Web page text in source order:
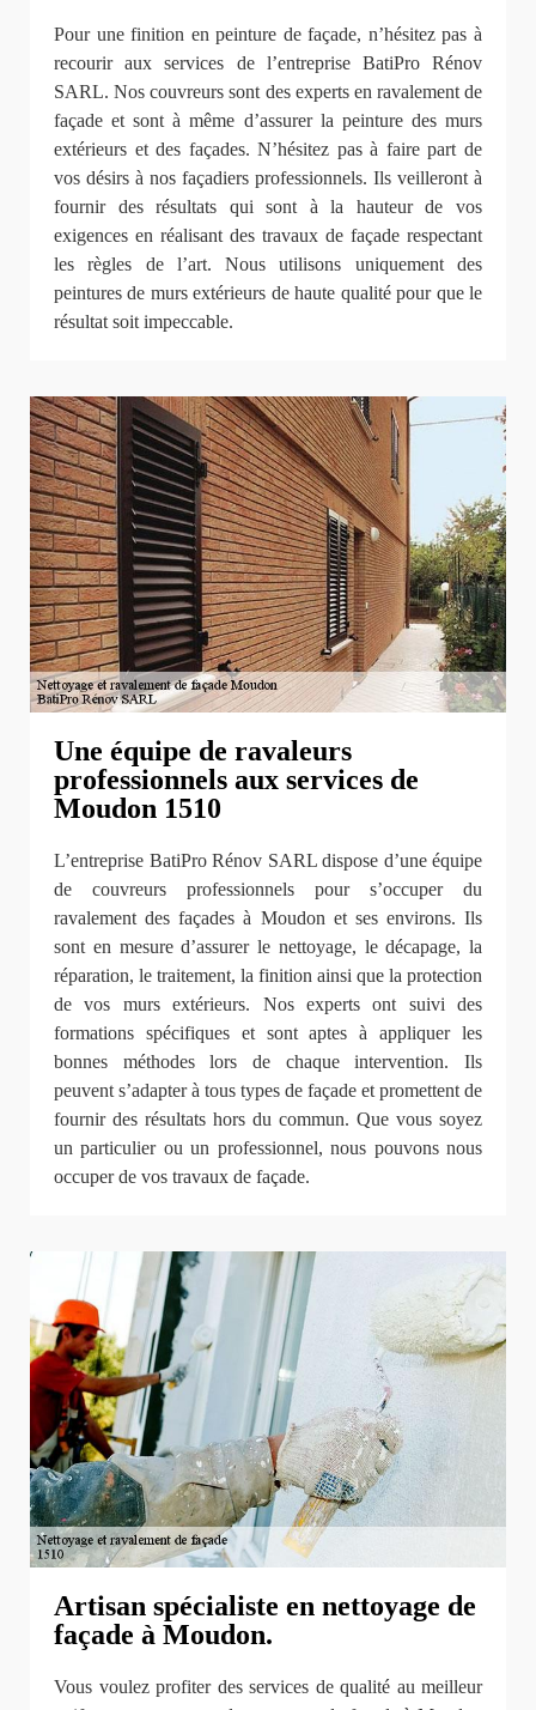
Pour une finition en peinture de façade, n’hésitez pas à
recourir aux services de l’entreprise BatiPro Rénov
SARL. Nos couvreurs sont des experts en ravalement de
façade et sont à même d’assurer la peinture des murs
extérieurs et des façades. N’hésitez pas à faire part de
vos désirs à nos façadiers professionnels. Ils veilleront à
fournir des résultats qui sont à la hauteur de vos
exigences en réalisant des travaux de façade respectant
les règles de l’art. Nous utilisons uniquement des
peintures de murs extérieurs de haute qualité pour que le
résultat soit impeccable.
Une équipe de ravaleurs
professionnels aux services de
Moudon 1510
L’entreprise BatiPro Rénov SARL dispose d’une équipe
de couvreurs professionnels pour s’occuper du
ravalement des façades à Moudon et ses environs. Ils
sont en mesure d’assurer le nettoyage, le décapage, la
réparation, le traitement, la finition ainsi que la protection
de vos murs extérieurs. Nos experts ont suivi des
formations spécifiques et sont aptes à appliquer les
bonnes méthodes lors de chaque intervention. Ils
peuvent s’adapter à tous types de façade et promettent de
fournir des résultats hors du commun. Que vous soyez
un particulier ou un professionnel, nous pouvons nous
occuper de vos travaux de façade.
Artisan spécialiste en nettoyage de
façade à Moudon.
Vous voulez profiter des services de qualité au meilleur